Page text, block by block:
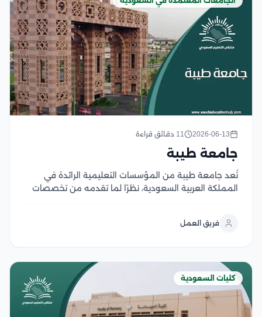
2026-06-13 11 دقائق قراءة
جامعة طيبة
تُعد جامعة طيبة من المؤسسات التعليمية الرائدة في
المملكة العربية السعودية، نظرًا لما تقدمه من تخصصات
طيبة العديد من الطلاب المهنيين الناجحين...
فريق العمل
كليات السعودية